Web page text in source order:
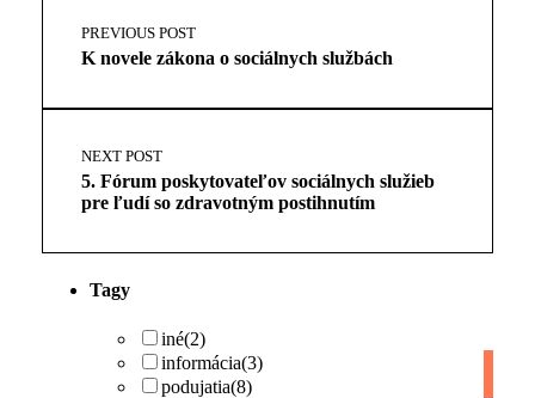
navigation
PREVIOUS POST
K novele zákona o sociálnych službách
NEXT POST
5. Fórum poskytovateľov sociálnych služieb
pre ľudí so zdravotným postihnutím
Tagy
iné(2)
informácia(3)
podujatia(8)